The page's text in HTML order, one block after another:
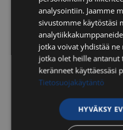
analysointiin. Jaamme
sivustomme käytöstäsi
jotka voivat yhdistää
jotka olet heille antanut
keränneet käyttäessäsi
Tietosuojakäytäntö
HYVÄKSY